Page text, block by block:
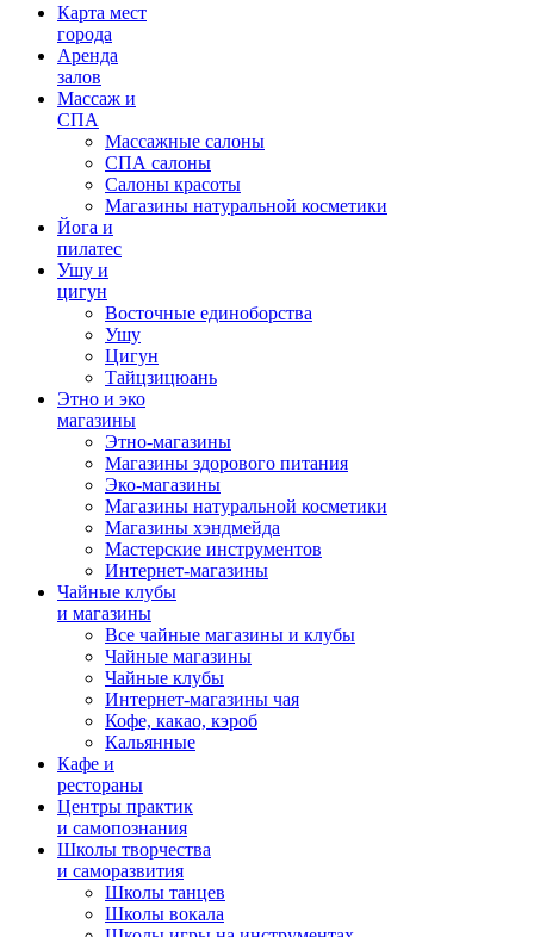
Карта мест
города
Аренда
залов
Массаж и
СПА
Массажные салоны
СПА салоны
Салоны красоты
Магазины натуральной косметики
Йога и
пилатес
Ушу и
цигун
Восточные единоборства
Ушу
Цигун
Тайцзицюань
Этно и эко
магазины
Этно-магазины
Магазины здорового питания
Эко-магазины
Магазины натуральной косметики
Магазины хэндмейда
Мастерские инструментов
Интернет-магазины
Чайные клубы
и магазины
Все чайные магазины и клубы
Чайные магазины
Чайные клубы
Интернет-магазины чая
Кофе, какао, кэроб
Кальянные
Кафе и
рестораны
Центры практик
и самопознания
Школы творчества
и саморазвития
Школы танцев
Школы вокала